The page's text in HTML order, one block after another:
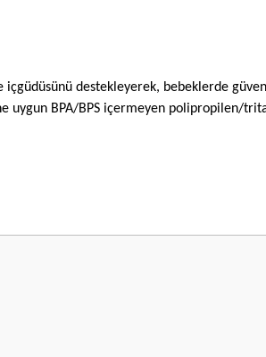
destekleyerek, bebeklerde
uygun BPA/BPS içermeyen polipropilen/